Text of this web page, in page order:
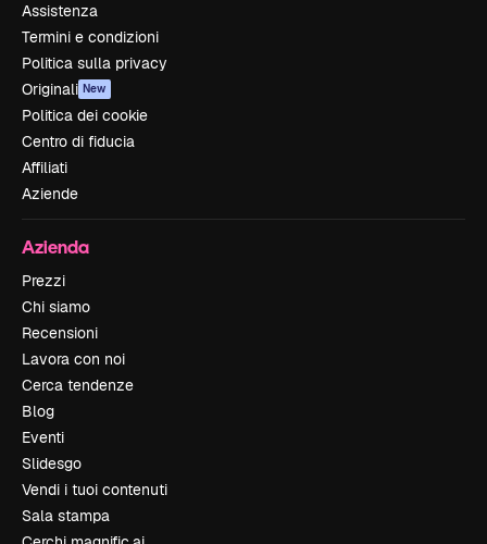
Assistenza
Termini e condizioni
Politica sulla privacy
Originali New
Politica dei cookie
Centro di fiducia
Affiliati
Aziende
Azienda
Prezzi
Chi siamo
Recensioni
Lavora con noi
Cerca tendenze
Blog
Eventi
Slidesgo
Vendi i tuoi contenuti
Sala stampa